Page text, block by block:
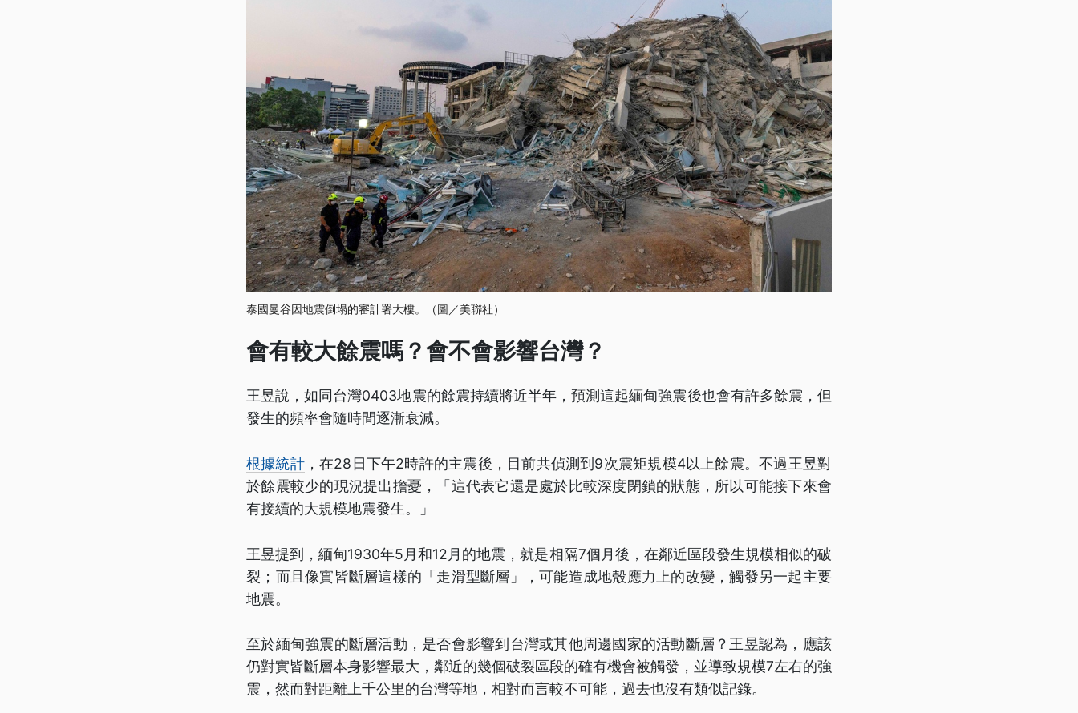
泰國曼谷因地震倒塌的審計署大樓。（圖／美聯社）
會有較大餘震嗎？會不會影響台灣？
王昱說，如同台灣0403地震的餘震持續將近半年，預測這起緬甸強震後也會有許多餘震，但
發生的頻率會隨時間逐漸衰減。
根據統計，在28日下午2時許的主震後，目前共偵測到9次震矩規模4以上餘震。不過王昱對
於餘震較少的現況提出擔憂，「這代表它還是處於比較深度閉鎖的狀態，所以可能接下來會
有接續的大規模地震發生。」
王昱提到，緬甸1930年5月和12月的地震，就是相隔7個月後，在鄰近區段發生規模相似的破
裂；而且像實皆斷層這樣的「走滑型斷層」，可能造成地殼應力上的改變，觸發另一起主要
地震。
至於緬甸強震的斷層活動，是否會影響到台灣或其他周邊國家的活動斷層？王昱認為，應該
仍對實皆斷層本身影響最大，鄰近的幾個破裂區段的確有機會被觸發，並導致規模7左右的強
震，然而對距離上千公里的台灣等地，相對而言較不可能，過去也沒有類似記錄。